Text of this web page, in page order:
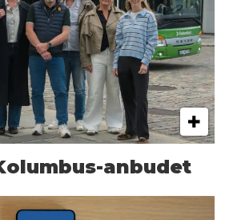
anbudet